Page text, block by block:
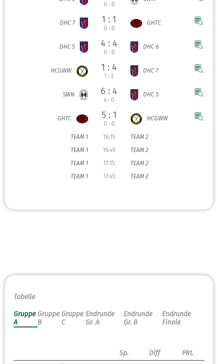
0 : 0
DHC 7 1 : 1
0 : 0
GHTC
DHC 5 4 : 4
0 : 0
DHC 6
HCGWW 1 : 4
1 : 2
DHC 7
SWN 6 : 4
4 : 0
DHC 5
GHTC 5 : 1
0 : 0
HCGWW
TEAM 1 16:15
TEAM 2
TEAM 1
16:45
TEAM 2
TEAM 1
17:15
TEAM 2
TEAM 1
17:45 TEAM 2
Tabelle
Gruppe
A
Gruppe
B
Gruppe
C
Endrunde
Gr. A
Endrunde
Gr. B
Endrunde
Finale
Sp. Diff
Pkt.